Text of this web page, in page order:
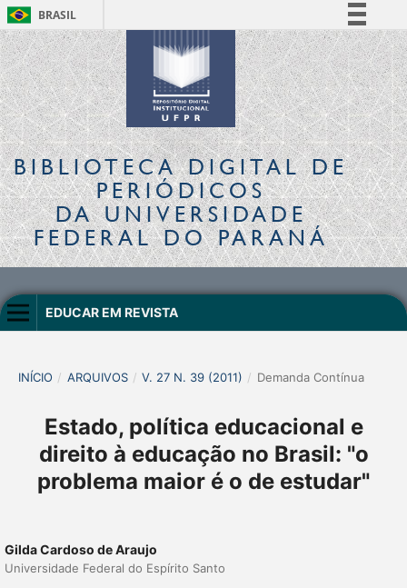
BRASIL
Simplifique!
Comunica BR
Participe
Acesso à informação
Legislação
Canais
BIBLIOTECA DIGITALDE
PERIÓDICOS
DA UNIVERSIDADE
FEDERAL DO PARANÁ
EDUCAR EM REVISTA
INÍCIO / ARQUIVOS / V. 27 N. 39 (2011) / Demanda Contínua
Estado, política educacional e
direito à educação no Brasil: "o
problema maior é o de estudar"
Gilda Cardoso de Araujo
Universidade Federal do Espírito Santo